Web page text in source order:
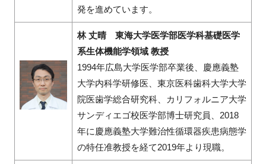
発を進めています。
林 丈晴 東海大学医学部医学科基礎医学
系生体機能学領域 教授
1994年広島大学医学部卒業後、慶應義塾
大学内科学研修医、東京医科歯科大学大学
院医歯学総合研究科、カリフォルニア大学
サンディエゴ校医学部博士研究員、2018
年に慶應義塾大学難治性循環器疾患病態学
の特任准教授を経て2019年より現職。